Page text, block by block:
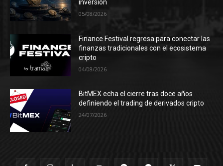
inversión
05/08/2026
Finance Festival regresa para conectar las
finanzas tradicionales con el ecosistema
cripto
04/08/2026
BitMEX echa el cierre tras doce años
definiendo el trading de derivados cripto
24/07/2026